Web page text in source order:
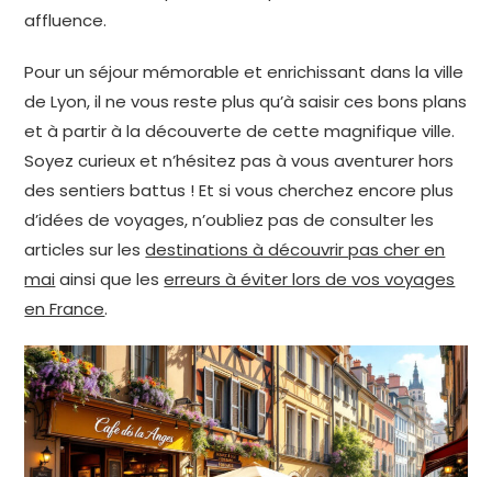
affluence.
Pour un séjour mémorable et enrichissant dans la ville
de Lyon, il ne vous reste plus qu’à saisir ces bons plans
et à partir à la découverte de cette magnifique ville.
Soyez curieux et n’hésitez pas à vous aventurer hors
des sentiers battus ! Et si vous cherchez encore plus
d’idées de voyages, n’oubliez pas de consulter les
articles sur lesdestinations à découvrir pas cher en
mai ainsi que leserreurs à éviter lors de vos voyages
en France.